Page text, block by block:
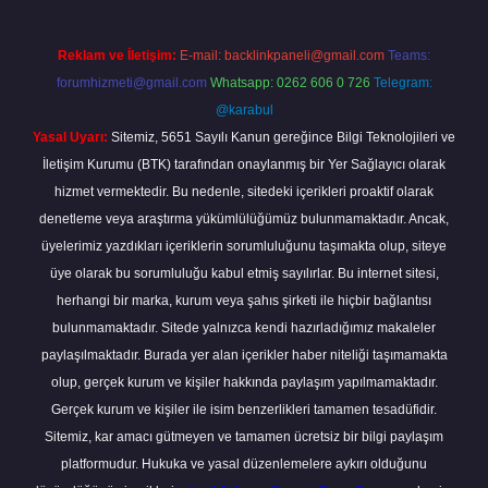
Reklam ve İletişim: E-mail: backlinkpaneli@gmail.com Teams:
forumhizmeti@gmail.com Whatsapp: 0262 606 0 726 Telegram:
@karabul
Yasal Uyarı: Sitemiz, 5651 Sayılı Kanun gereğince Bilgi Teknolojileri ve
İletişim Kurumu (BTK) tarafından onaylanmış bir Yer Sağlayıcı olarak
hizmet vermektedir. Bu nedenle, sitedeki içerikleri proaktif olarak
denetleme veya araştırma yükümlülüğümüz bulunmamaktadır. Ancak,
üyelerimiz yazdıkları içeriklerin sorumluluğunu taşımakta olup, siteye
üye olarak bu sorumluluğu kabul etmiş sayılırlar. Bu internet sitesi,
herhangi bir marka, kurum veya şahıs şirketi ile hiçbir bağlantısı
bulunmamaktadır. Sitede yalnızca kendi hazırladığımız makaleler
paylaşılmaktadır. Burada yer alan içerikler haber niteliği taşımamakta
olup, gerçek kurum ve kişiler hakkında paylaşım yapılmamaktadır.
Gerçek kurum ve kişiler ile isim benzerlikleri tamamen tesadüfidir.
Sitemiz, kar amacı gütmeyen ve tamamen ücretsiz bir bilgi paylaşım
platformudur. Hukuka ve yasal düzenlemelere aykırı olduğunu